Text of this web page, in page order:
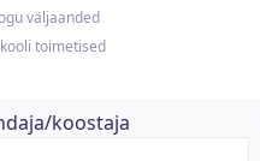
väljaanded
toimetised
koostaja